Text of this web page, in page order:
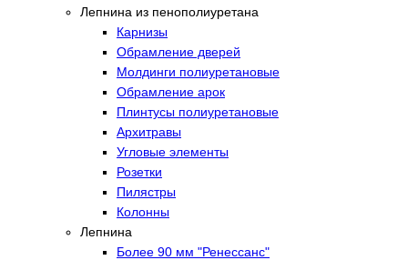
Лепнина из пенополиуретана
Карнизы
Обрамление дверей
Молдинги полиуретановые
Обрамление арок
Плинтусы полиуретановые
Архитравы
Угловые элементы
Розетки
Пилястры
Колонны
Лепнина
Более 90 мм "Ренессанс"